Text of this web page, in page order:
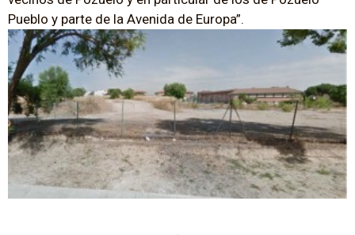
Pueblo y parte de la Avenida de Europa”.